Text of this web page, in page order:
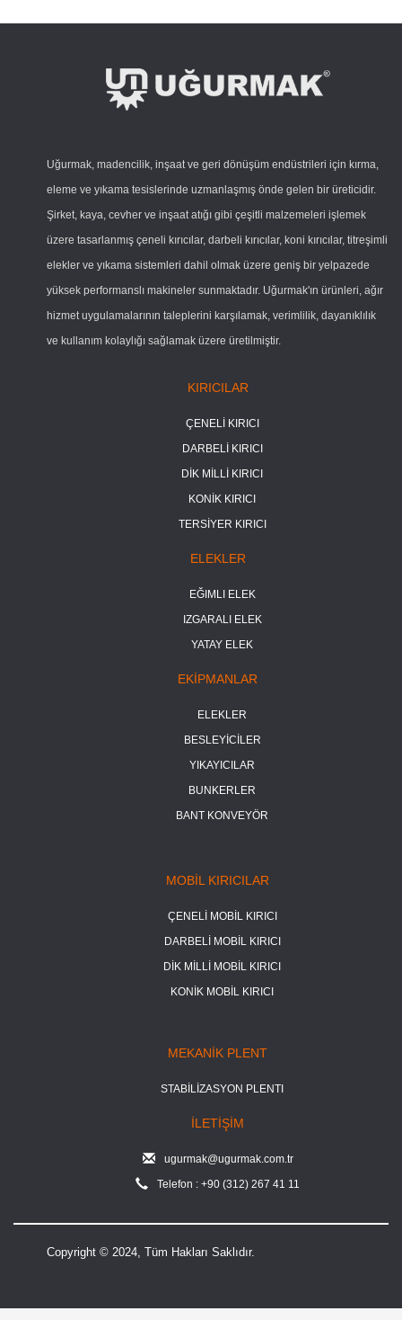
Uğurmak, madencilik, inşaat ve geri dönüşüm endüstrileri için kırma,
eleme ve yıkama tesislerinde uzmanlaşmış önde gelen bir üreticidir.
Şirket, kaya, cevher ve inşaat atığı gibi çeşitli malzemeleri işlemek
üzere tasarlanmış çeneli kırıcılar, darbeli kırıcılar, koni kırıcılar, titreşimli
elekler ve yıkama sistemleri dahil olmak üzere geniş bir yelpazede
yüksek performanslı makineler sunmaktadır. Uğurmak'ın ürünleri, ağır
hizmet uygulamalarının taleplerini karşılamak, verimlilik, dayanıklılık
ve kullanım kolaylığı sağlamak üzere üretilmiştir.
KIRICILAR
ÇENELİ KIRICI
DARBELİ KIRICI
DİK MİLLİ KIRICI
KONİK KIRICI
TERSİYER KIRICI
ELEKLER
EĞIMLI ELEK
IZGARALI ELEK
YATAY ELEK
EKİPMANLAR
ELEKLER
BESLEYİCİLER
YIKAYICILAR
BUNKERLER
BANT KONVEYÖR
MOBİL KIRICILAR
ÇENELİ MOBİL KIRICI
DARBELİ MOBİL KIRICI
DİK MİLLİ MOBİL KIRICI
KONİK MOBİL KIRICI
MEKANİK PLENT
STABİLİZASYON PLENTI
İLETİŞİM
ugurmak@ugurmak.com.tr
Telefon : +90 (312) 267 41 11
Copyright © 2024, Tüm Hakları Saklıdır.